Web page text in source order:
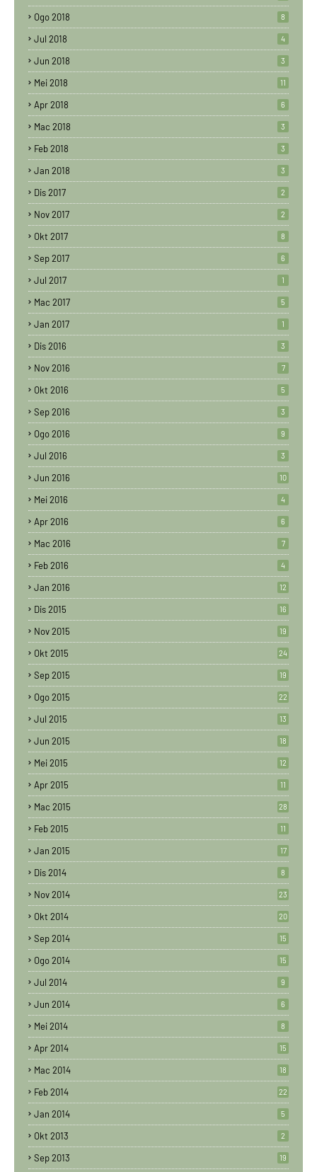
Ogo 2018
8
Jul 2018 4
Jun 2018 3
Mei 2018 11
Apr 2018 6
Mac 2018 3
Feb 2018 3
Jan 2018 3
Dis 2017 2
Nov 2017 2
Okt 2017 8
Sep 2017 6
Jul 2017 1
Mac 2017 5
Jan 2017 1
Dis 2016 3
Nov 2016 7
Okt 2016 5
Sep 2016 3
Ogo 2016 9
Jul 2016 3
Jun 2016 10
Mei 2016 4
Apr 2016 6
Mac 2016 7
Feb 2016 4
Jan 2016 12
Dis 2015 16
Nov 2015 19
Okt 2015 24
Sep 2015 19
Ogo 2015 22
Jul 2015 13
Jun 2015 18
Mei 2015 12
Apr 2015 11
Mac 2015 28
Feb 2015 11
Jan 2015 17
Dis 2014 8
Nov 2014 23
Okt 2014 20
Sep 2014 15
Ogo 2014 15
Jul 2014 9
Jun 2014 6
Mei 2014 8
Apr 2014 15
Mac 2014 18
Feb 2014 22
Jan 2014 5
Okt 2013 2
Sep 2013 19